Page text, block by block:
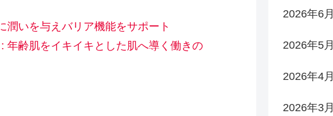
潤いを与えバリア機能をサポート
年齢肌をイキイキとした肌へ導く働きの
2026年6月
2026年5月
2026年4月
2026年3月